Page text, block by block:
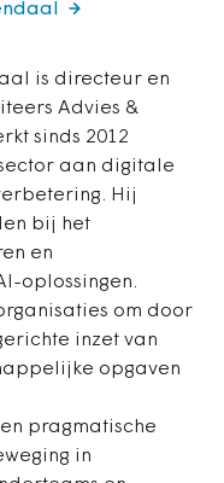
is directeur en
Advies &
sinds 2012
aan digitale
Hij
bij het
en
oplossingen.
om door
inzet van
opgaven
pragmatische
in